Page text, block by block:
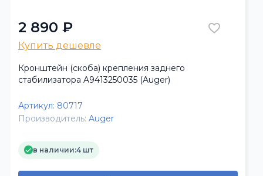
2 890 ₽
Купить дешевле
Кронштейн (скоба) крепления заднего
стабилизатора A9413250035 (Auger)
Артикул: 80717
Производитель: Auger
в наличии:4 шт